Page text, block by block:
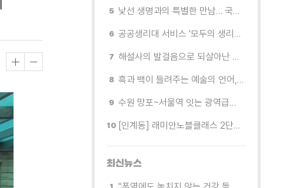
낯선 생명과의 특별한 만남… 국제전 《패트리샤 피치니니: 킨쉽》
공공생리대 서비스 '모두의 생리대' 시범 운영...수원시청·4개 구청 등에 지급기 설치
해설사의 발걸음으로 되살아난 수원의 독립운동 역사
흑과 백이 들려주는 예술의 언어, 수원시립미술관 소장품전《블랑 블랙 파노라마》
수원 망포~서울역 잇는 광역급행버스 M5165번, 8월 3일 개통
[인계동] 래미안노블클래스 2단지 경로당, 무더위 속 독거노인에게 '따뜻한 한 끼' 대접
최신뉴스